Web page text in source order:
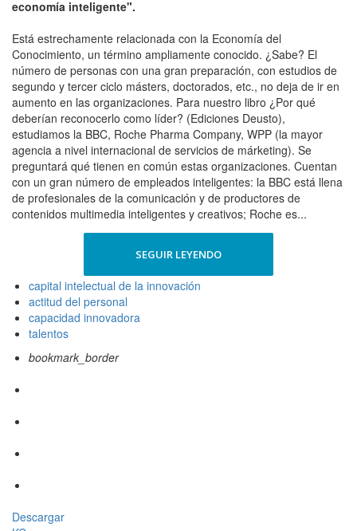
economía inteligente".
Está estrechamente relacionada con la Economía del
Conocimiento, un término ampliamente conocido. ¿Sabe? El
número de personas con una gran preparación, con estudios de
segundo y tercer ciclo másters, doctorados, etc., no deja de ir en
aumento en las organizaciones. Para nuestro libro ¿Por qué
deberían reconocerlo como líder? (Ediciones Deusto),
estudiamos la BBC, Roche Pharma Company, WPP (la mayor
agencia a nivel internacional de servicios de márketing). Se
preguntará qué tienen en común estas organizaciones. Cuentan
con un gran número de empleados inteligentes: la BBC está llena
de profesionales de la comunicación y de productores de
contenidos multimedia inteligentes y creativos; Roche es...
SEGUIR LEYENDO
capital intelectual de la innovación
actitud del personal
capacidad innovadora
talentos
bookmark_border
Descargar